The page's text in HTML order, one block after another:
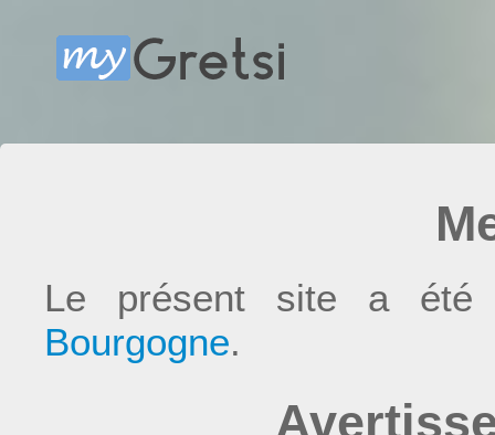
Le présent site a
Bourgogne.